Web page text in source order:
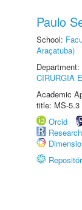
Paulo
School:
Araçatuba)
Department:
CIRURGIA
Academic
title: MS-5.3
Orcid